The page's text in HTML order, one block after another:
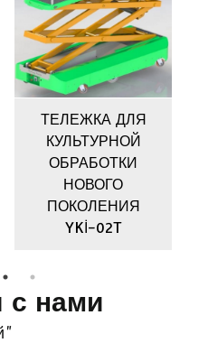
ТЕЛЕЖКА ДЛЯ
КУЛЬТУРНОЙ
ОБРАБОТКИ
НОВОГО
ПОКОЛЕНИЯ
YKİ-02T
с нами